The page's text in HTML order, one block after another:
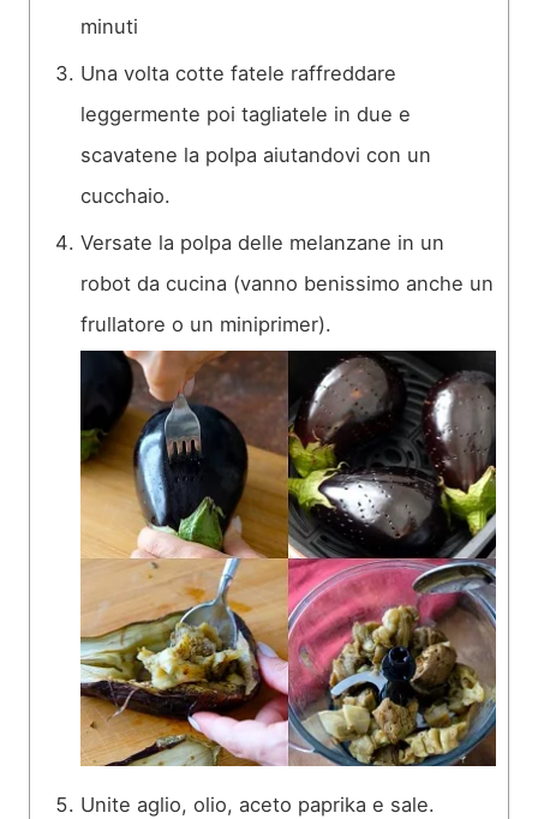
minuti
Una volta cotte fatele raffreddare
leggermente poi tagliatele in due e
scavatene la polpa aiutandovi con un
cucchaio.
Versate la polpa delle melanzane in un
robot da cucina (vanno benissimo anche un
frullatore o un miniprimer).
Unite aglio, olio, aceto paprika e sale.